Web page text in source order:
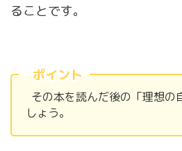
ることです。
ポイント
その本を読んだ後の「理想の
しょう。